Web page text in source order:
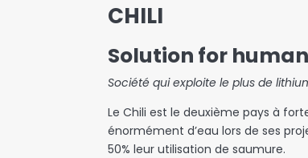
CHILI
Solution for
Société qui exploite le plus de
Le Chili est le deuxième pays à
énormément d’eau lors de ses
50% leur utilisation de saumure.